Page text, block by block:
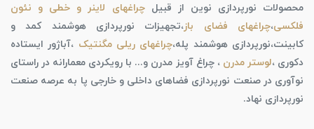
محصولات نورپردازی نوین از قبیلچراغهای لاینر و خطی و نئون
فلکسی،چراغهای فضای باز،تجهیزات نورپردازی هوشمند کمد و
کابینت،نورپردازی هوشمند پله،چراغهای ریلی مگنتیک ،آباژور ایستاده
دکوری ،لوستر مدرن ، چراغ آویز مدرن و... با رویکردی معمارانه در راستای
نوآوری در صنعت نورپردازی فضاهای داخلی و خارجی پا به عرصه صنعت
نورپردازی نهاد.